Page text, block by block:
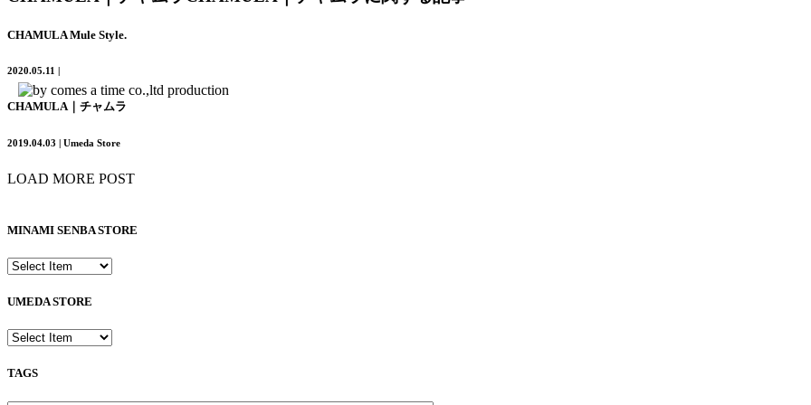
CHAMULA Mule Style.
2020.05.11 |
CHAMULA｜チャムラ
2019.04.03 | Umeda Store
LOAD MORE POST
MINAMI SENBA STORE
UMEDA STORE
TAGS